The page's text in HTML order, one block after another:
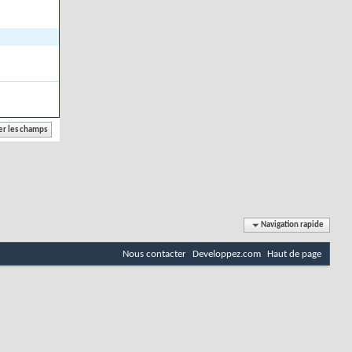
Navigation rapide
Nous contacter Developpez.com Haut de page